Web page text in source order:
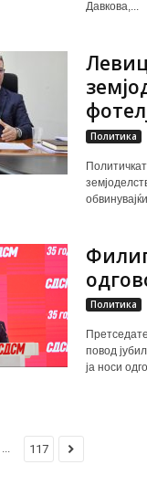
Давкова,...
Политика
Политика
повод
ја носи
... 117